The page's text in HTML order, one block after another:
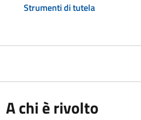
Strumenti di tutela
A chi è rivolto